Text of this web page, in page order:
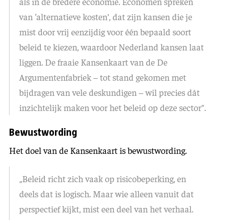
van ‘alternatieve kosten’, dat zijn kansen die je
mist door vrij eenzijdig voor één bepaald soort
beleid te kiezen, waardoor Nederland kansen laat
liggen. De fraaie Kansenkaart van de De
Argumentenfabriek – tot stand gekomen met
bijdragen van vele deskundigen – wil precies dát
inzichtelijk maken voor het beleid op deze sector”.
Bewustwording
Het doel van de Kansenkaart is bewustwording.
„Beleid richt zich vaak op risicobeperking, en
deels dat is logisch. Maar wie alleen vanuit dat
perspectief kijkt, mist een deel van het verhaal.